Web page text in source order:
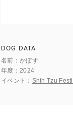
DOG DATA
名前
かぼす
年度
2024
イベント
Shih Tzu